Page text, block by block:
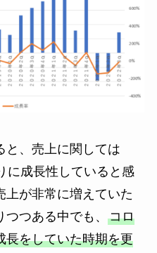
と、売上に関しては
に成長性していると感
上が非常に増えていた
つある中でも、 コロ
長をしていた時期を更